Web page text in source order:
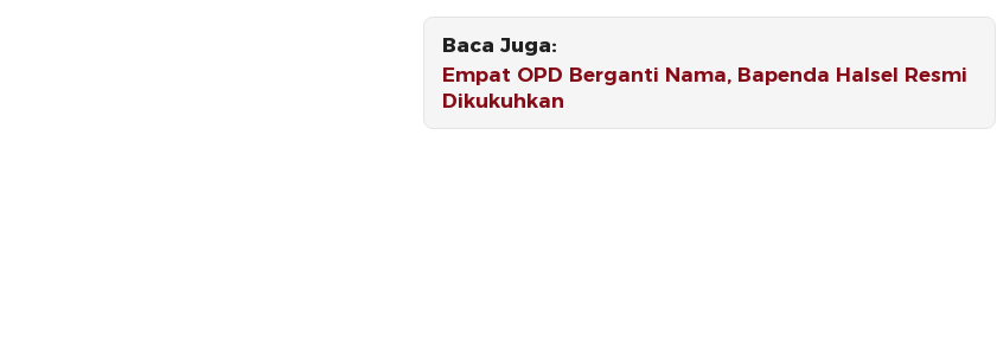
Baca Juga:
Empat OPD Berganti Nama, Bapenda Halsel Resmi
Dikukuhkan